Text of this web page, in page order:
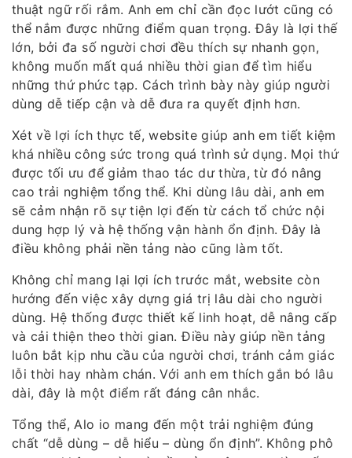
thuật ngữ rối rắm. Anh em chỉ cần đọc lướt cũng có
thể nắm được những điểm quan trọng. Đây là lợi thế
lớn, bởi đa số người chơi đều thích sự nhanh gọn,
không muốn mất quá nhiều thời gian để tìm hiểu
những thứ phức tạp. Cách trình bày này giúp người
dùng dễ tiếp cận và dễ đưa ra quyết định hơn.
Xét về lợi ích thực tế, website giúp anh em tiết kiệm
khá nhiều công sức trong quá trình sử dụng. Mọi thứ
được tối ưu để giảm thao tác dư thừa, từ đó nâng
cao trải nghiệm tổng thể. Khi dùng lâu dài, anh em
sẽ cảm nhận rõ sự tiện lợi đến từ cách tổ chức nội
dung hợp lý và hệ thống vận hành ổn định. Đây là
điều không phải nền tảng nào cũng làm tốt.
Không chỉ mang lại lợi ích trước mắt, website còn
hướng đến việc xây dựng giá trị lâu dài cho người
dùng. Hệ thống được thiết kế linh hoạt, dễ nâng cấp
và cải thiện theo thời gian. Điều này giúp nền tảng
luôn bắt kịp nhu cầu của người chơi, tránh cảm giác
lỗi thời hay nhàm chán. Với anh em thích gắn bó lâu
dài, đây là một điểm rất đáng cân nhắc.
Tổng thể, Alo io mang đến một trải nghiệm đúng
chất “dễ dùng – dễ hiểu – dùng ổn định”. Không phô